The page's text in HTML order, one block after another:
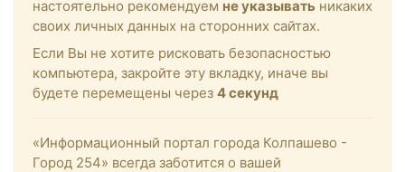
настоятельно рекомендуем не указывать никаких
своих личных данных на сторонних сайтах.
Если Вы не хотите рисковать безопасностью
компьютера, закройте эту вкладку, иначе вы
будете перемещены через 4секунд
«Информационный портал города Колпашево -
Город 254» всегда заботится о вашей